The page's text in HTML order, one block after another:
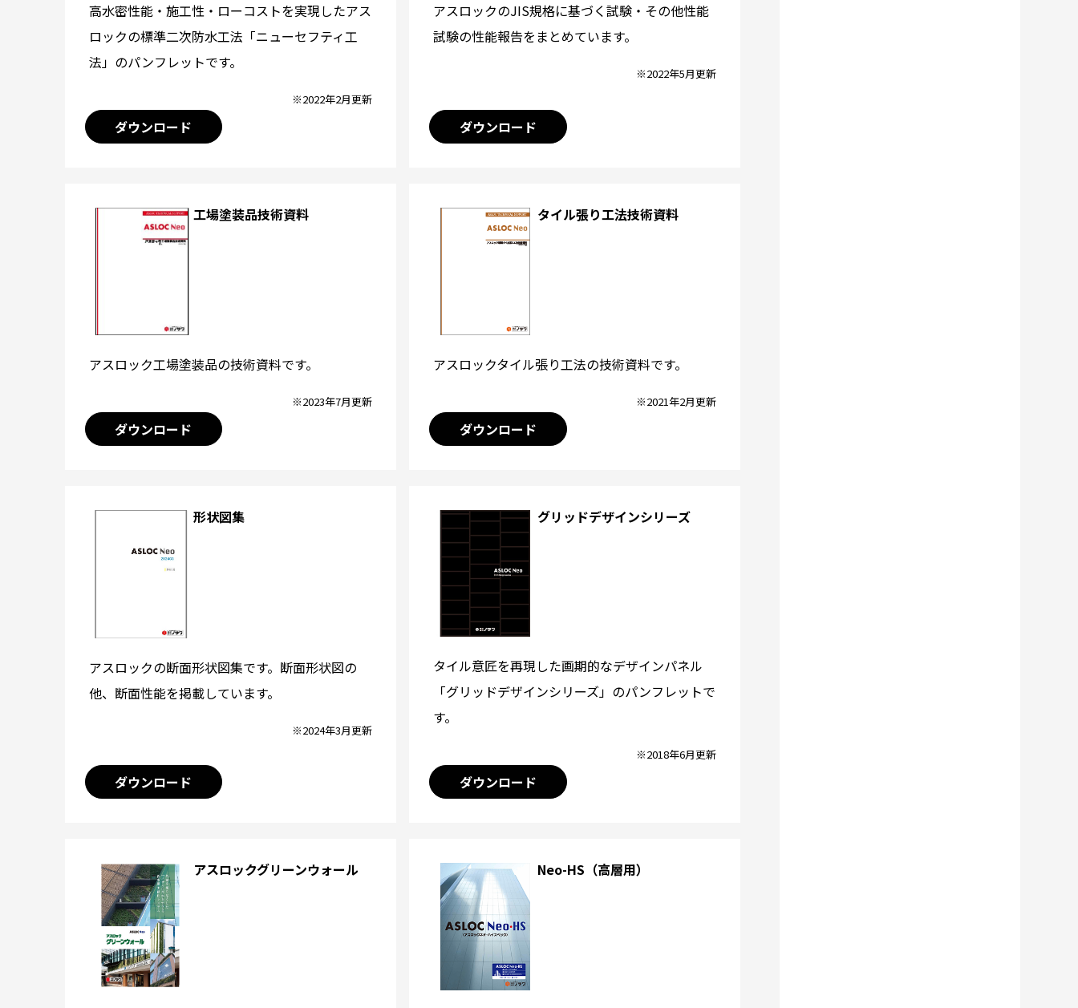
高水密性能・施工性・ローコストを実現したアス
ロックの標準二次防水工法「ニューセフティ工
法」のパンフレットです。
※2022年2月更新
ダウンロード
アスロックのJIS規格に基づく試験・その他性能
試験の性能報告をまとめています。
※2022年5月更新
ダウンロード
工場塗装品技術資料
アスロック工場塗装品の技術資料です。
※2023年7月更新
ダウンロード
タイル張り工法技術資料
アスロックタイル張り工法の技術資料です。
※2021年2月更新
ダウンロード
形状図集
アスロックの断面形状図集です。断面形状図の
他、断面性能を掲載しています。
※2024年3月更新
ダウンロード
グリッドデザインシリーズ
タイル意匠を再現した画期的なデザインパネル
「グリッドデザインシリーズ」のパンフレットで
す。
※2018年6月更新
ダウンロード
アスロックグリーンウォール Neo-HS（高層用）